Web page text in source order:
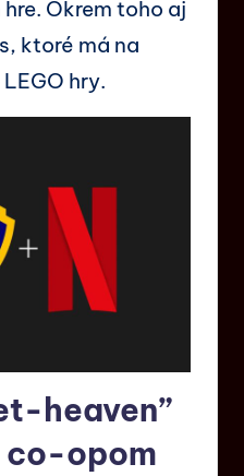
Okrem toho aj
ktoré má na
hry.
heaven”
opom